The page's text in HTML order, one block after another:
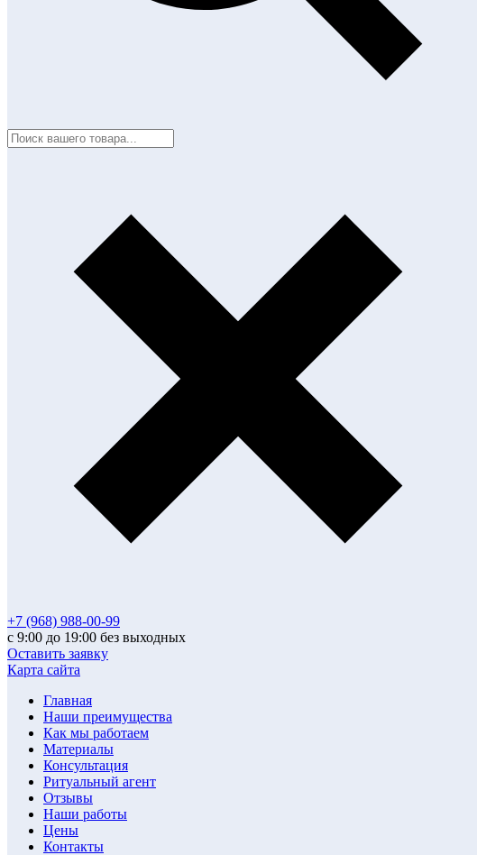
+7 (968) 988-00-99
с 9:00 до 19:00 без выходных
Оставить заявку
Карта сайта
Главная
Наши преимущества
Как мы работаем
Материалы
Консультация
Ритуальный агент
Отзывы
Наши работы
Цены
Контакты